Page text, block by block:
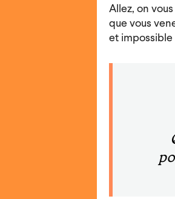
Allez, on
que vous
et impossible